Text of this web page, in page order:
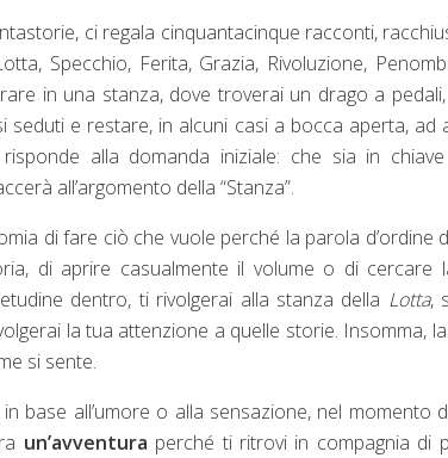
ci regala cinquantacinque racconti,
Specchio, Ferita, Grazia, Rivoluzione,
in una stanza, dove troverai un drago a
seduti e restare, in alcuni casi a bocca aperta, ad
alla domanda iniziale: che sia in
all’argomento della “Stanza”.
di fare ciò che vuole perché la parola d’ordine
di aprire casualmente il volume o di
dentro, ti rivolgerai alla stanza della Lotta,
la tua attenzione a quelle storie. Insomma,
si sente.
base all’umore o alla sensazione, nel momento
un’avventura perché ti ritrovi in compagnia di